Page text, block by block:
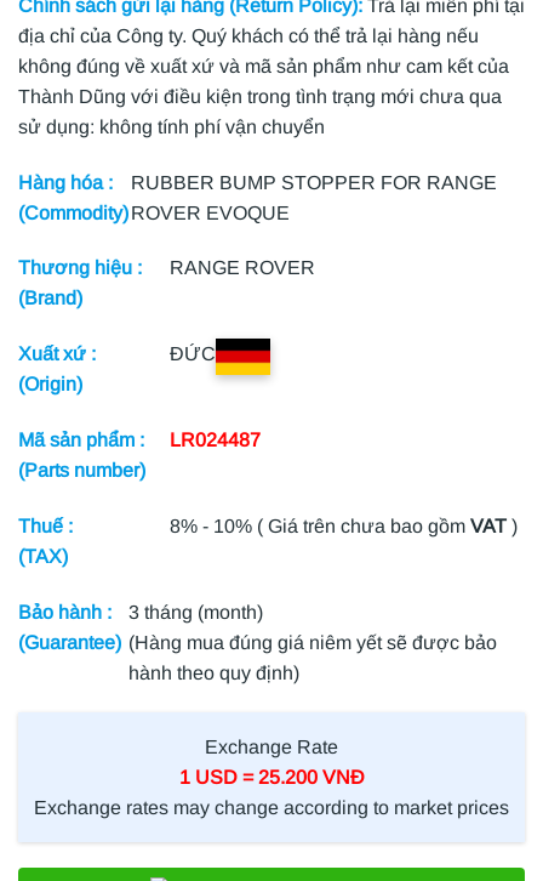
Chính sách gửi lại hàng (Return Policy): Trả lại miễn phí tại
địa chỉ của Công ty. Quý khách có thể trả lại hàng nếu
không đúng về xuất xứ và mã sản phẩm như cam kết của
Thành Dũng với điều kiện trong tình trạng mới chưa qua
sử dụng: không tính phí vận chuyển
Hàng hóa :
(Commodity)
RUBBER BUMP STOPPER FOR RANGE
ROVER EVOQUE
Thương hiệu :
(Brand)
RANGE ROVER
Xuất xứ :
(Origin)
ĐỨC
Mã sản phẩm :
(Parts number)
LR024487
Thuế :
(TAX)
8% - 10% ( Giá trên chưa bao gồmVAT )
Bảo hành :
(Guarantee)
3 tháng (month)
(Hàng mua đúng giá niêm yết sẽ được bảo
hành theo quy định)
Exchange Rate
1 USD = 25.200 VNĐ
Exchange rates may change according to market prices